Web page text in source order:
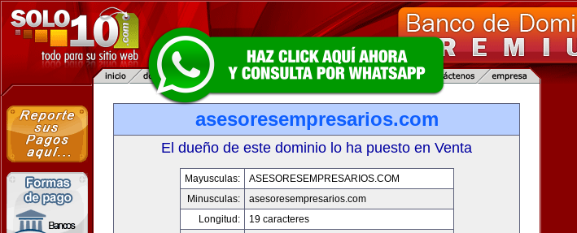
asesoresempresarios.com
El dueño de este dominio lo ha puesto en Venta
Mayusculas:
ASESORESEMPRESARIOS.COM
Minusculas:
asesoresempresarios.com
Longitud:
19 caracteres